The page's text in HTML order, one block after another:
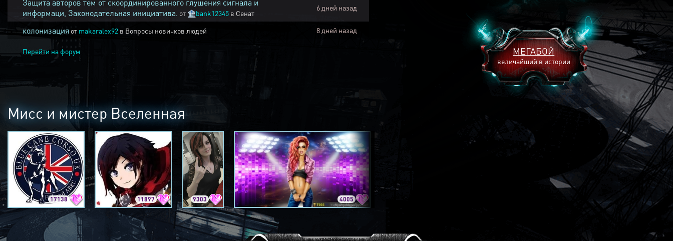
МЕГАБОЙ
величайший в истории
Защита авторов тем от скоординированного глушения сигнала и
информаци, Законодательная инициатива. от 🏦bank12345 в Сенат
6 дней назад
колонизация от makaralex92 в Вопросы новичков людей 8 дней назад
Перейти на форум
Мисс и мистер Вселенная
17138 11897 9303 4005 2240